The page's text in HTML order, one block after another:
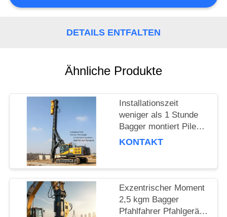
NACHRICHTEN
FORDERN
SIE EIN
ZITAT
SITEMAP
PRIVACY
POLICY
DETAILS ENTFALTEN
Ähnliche Produkte
Installationszeit
weniger als 1 Stunde
Bagger montiert Pile
Driver mit 15m Pile
gebaut
KONTAKT
Exzentrischer Moment
2,5 kgm Bagger
Pfahlfahrer Pfahlgerät